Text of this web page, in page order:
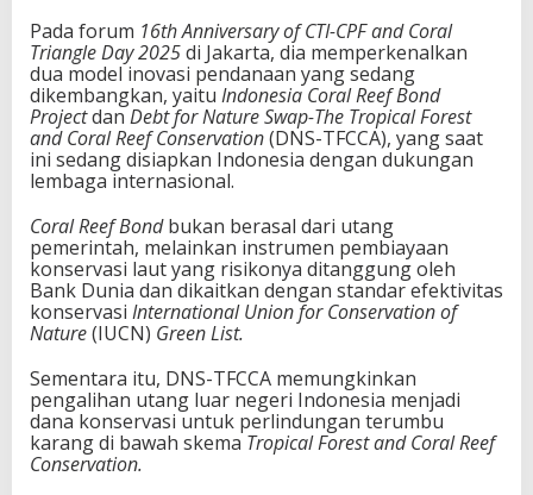
Pada forum 16th Anniversary of CTI-CPF and Coral
Triangle Day 2025di Jakarta, dia memperkenalkan
dua model inovasi pendanaan yang sedang
dikembangkan, yaitu Indonesia Coral Reef Bond
Projectdan Debt for Nature Swap-The Tropical Forest
and Coral Reef Conservation(DNS-TFCCA), yang saat
ini sedang disiapkan Indonesia dengan dukungan
lembaga internasional.
Coral Reef Bondbukan berasal dari utang
pemerintah, melainkan instrumen pembiayaan
konservasi laut yang risikonya ditanggung oleh
Bank Dunia dan dikaitkan dengan standar efektivitas
konservasi International Union for Conservation of
Nature(IUCN) Green List.
Sementara itu, DNS-TFCCA memungkinkan
pengalihan utang luar negeri Indonesia menjadi
dana konservasi untuk perlindungan terumbu
karang di bawah skema Tropical Forest and Coral Reef
Conservation.